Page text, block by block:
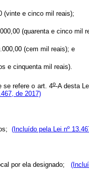
(vinte e cinco mil
45.000,00 (quarenta e
R$ 100.000,00 (cem mil
(duzentos e cinquenta
se refere o art. 4o-A desta
de 2017)
(Incluído pela Lei nº
por ela designado;